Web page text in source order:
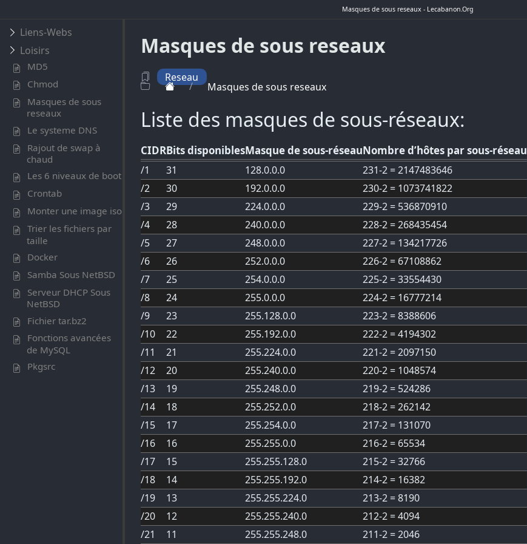
Masques de sous reseaux - Lecabanon.Org
Liens-Webs
Loisirs
MD5
Chmod
Masques de sous
reseaux
Le systeme DNS
Rajout de swap à
chaud
Les 6 niveaux de boot
Crontab
Monter une image iso
Trier les fichiers par
taille
Docker
Samba Sous NetBSD
Serveur DHCP Sous
NetBSD
Fichier tar.bz2
Fonctions avancées
de MySQL
Pkgsrc
Masques de sous reseaux
Reseau
/ Masques de sous reseaux
Liste des masques de sous-réseaux:
CIDRBits disponiblesMasque de sous-réseauNombre d’hôtes par sous-réseau
/1 31 128.0.0.0
231-2 = 2147483646
/2
30 192.0.0.0
230-2 = 1073741822
/3
29 224.0.0.0
229-2 = 536870910
/4
28 240.0.0.0
228-2 = 268435454
/5
27 248.0.0.0
227-2 = 134217726
/6
26 252.0.0.0
226-2 = 67108862
/7
25 254.0.0.0
225-2 = 33554430
/8
24 255.0.0.0
224-2 = 16777214
/9
23 255.128.0.0
223-2 = 8388606
/10
22 255.192.0.0
222-2 = 4194302
/11
21 255.224.0.0
221-2 = 2097150
/12
20 255.240.0.0
220-2 = 1048574
/13
19 255.248.0.0
219-2 = 524286
/14
18 255.252.0.0
218-2 = 262142
/15
17 255.254.0.0
217-2 = 131070
/16
16 255.255.0.0
216-2 = 65534
/17
15 255.255.128.0
215-2 = 32766
/18
14 255.255.192.0
214-2 = 16382
/19
13 255.255.224.0
213-2 = 8190
/20
12 255.255.240.0
212-2 = 4094
/21
11 255.255.248.0 211-2 = 2046